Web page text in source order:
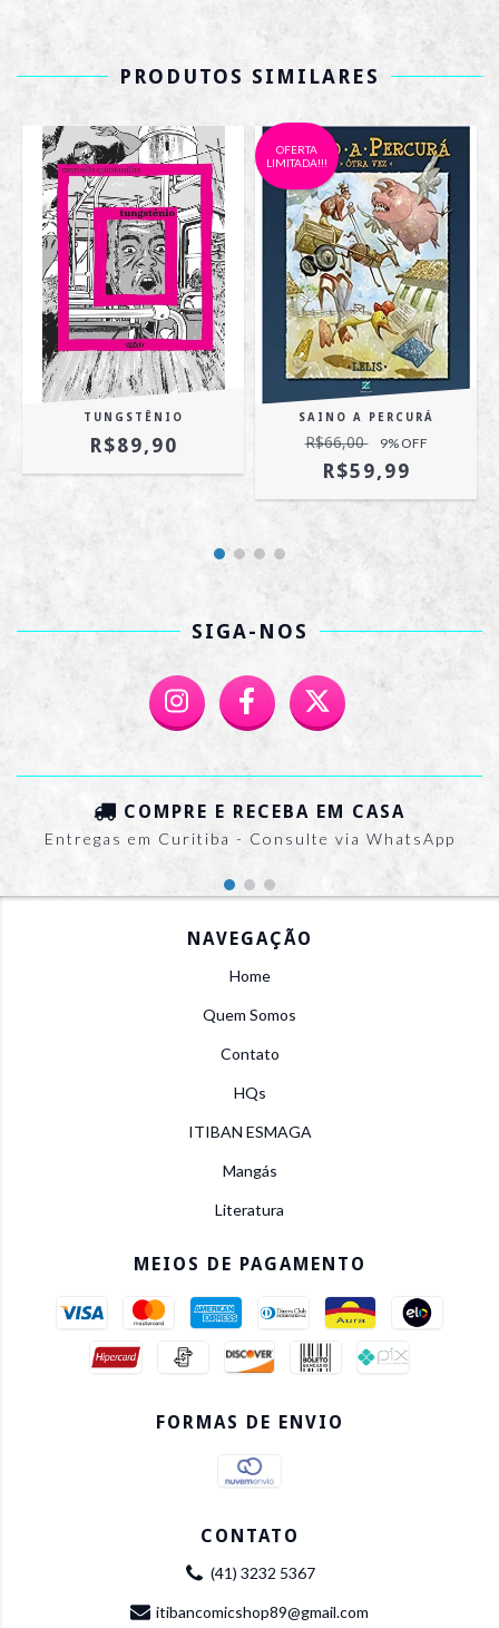
PRODUTOS SIMILARES
TUNGSTÊNIO
R$89,90
OFERTA
LIMITADA!!!
SAINO A PERCURÁ
R$66,00 9% OFF
R$59,99
SIGA-NOS
COMPRE E RECEBA EM CASA
Entregas em Curitiba - Consulte via WhatsApp
NAVEGAÇÃO
Home
Quem Somos
Contato
HQs
ITIBAN ESMAGA
Mangás
Literatura
MEIOS DE PAGAMENTO
FORMAS DE ENVIO
CONTATO
(41) 3232 5367
itibancomicshop89@gmail.com